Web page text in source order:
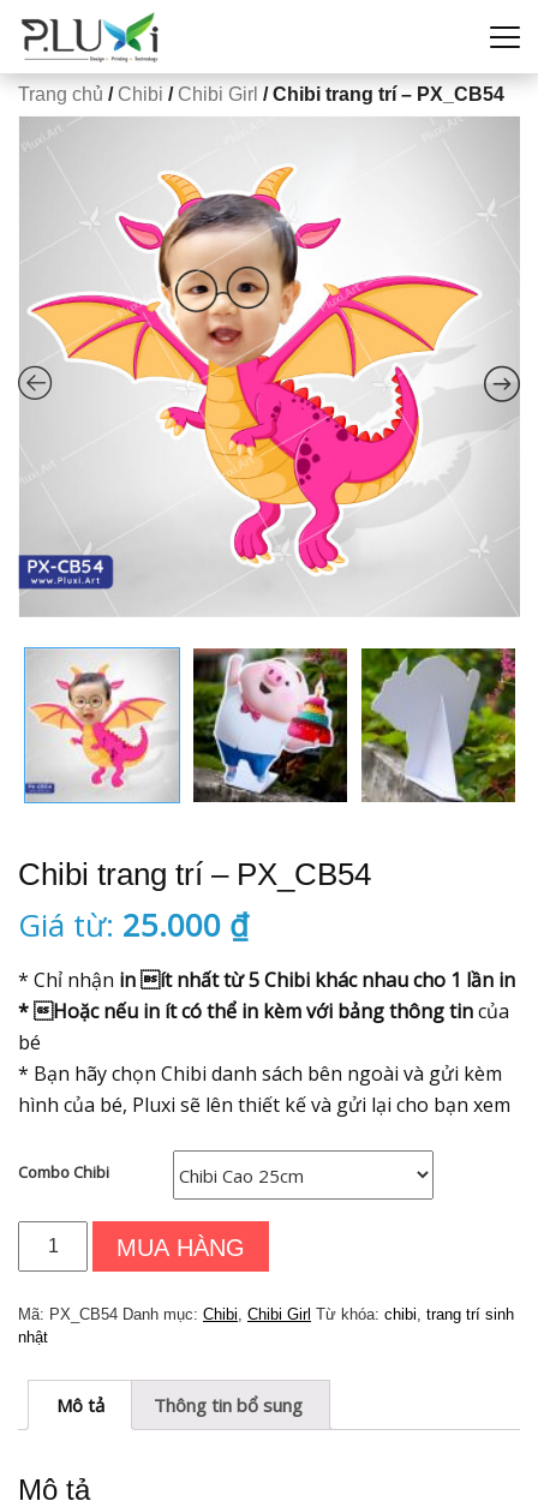
Trang chủ /Chibi /Chibi Girl / Chibi trang trí – PX_CB54
Chibi trang trí – PX_CB54
Giá từ: 25.000 ₫
* Chỉ nhận in ít nhất từ 5 Chibi khác nhau cho 1 lần in
* Hoặc nếu in ít có thể in kèm với bảng thông tincủa
bé
* Bạn hãy chọn Chibi danh sách bên ngoài và gửi kèm
hình của bé, Pluxi sẽ lên thiết kế và gửi lại cho bạn xem
Combo Chibi
trang
PX_CB54
số
MUA HÀNG
Mã: PX_CB54 Danh mục: Chibi, Chibi Girl Từ khóa: chibi, trang trí sinh
nhật
Mô tả Thông tin bổ sung
Mô tả